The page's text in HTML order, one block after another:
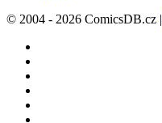
© 2004 - 2026 ComicsDB.cz |